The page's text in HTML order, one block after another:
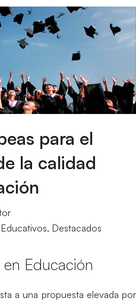
para el
la calidad
, Destacados
en Educación
a una propuesta elevada por